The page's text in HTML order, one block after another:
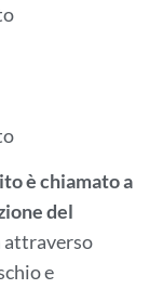
è chiamato a
del
attraverso
e